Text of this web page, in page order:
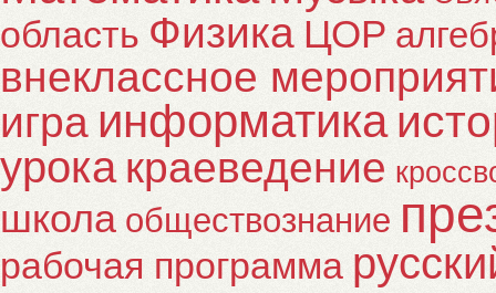
область Физика ЦОР
внеклассное
игра информатика
урока краеведение
школа обществознание
рабочая программа